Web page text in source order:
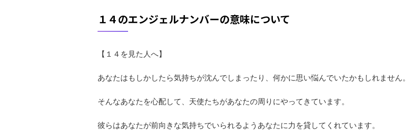
１４のエンジェルナンバーの意味について
【１４を見た人へ】
あなたはもしかしたら気持ちが沈んでしまったり、何かに思い悩んでいたかもしれません。
そんなあなたを心配して、天使たちがあなたの周りにやってきています。
彼らはあなたが前向きな気持ちでいられるようあなたに力を貸してくれています。